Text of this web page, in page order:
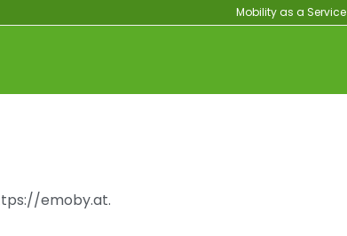
Mobility as a Service
emoby.at.